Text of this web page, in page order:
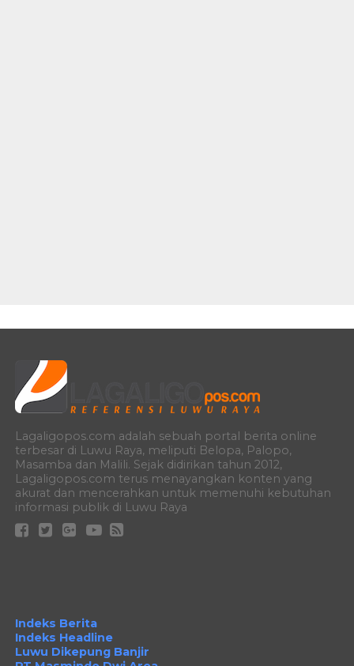
Lagaligopos.com adalah sebuah portal berita online
terbesar di Luwu Raya, meliputi Belopa, Palopo,
Masamba dan Malili. Sejak didirikan tahun 2012,
Lagaligopos.com terus menayangkan konten yang
akurat dan mencerahkan untuk memenuhi kebutuhan
informasi publik di Luwu Raya
Indeks Berita
Indeks Headline
Luwu Dikepung Banjir